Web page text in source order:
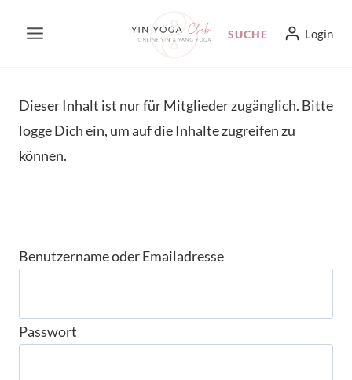
Inhalt
SUCHE Login
Dieser Inhalt ist nur für Mitglieder zugänglich. Bitte
logge Dich ein, um auf die Inhalte zugreifen zu
können.
Benutzername oder Emailadresse
Passwort